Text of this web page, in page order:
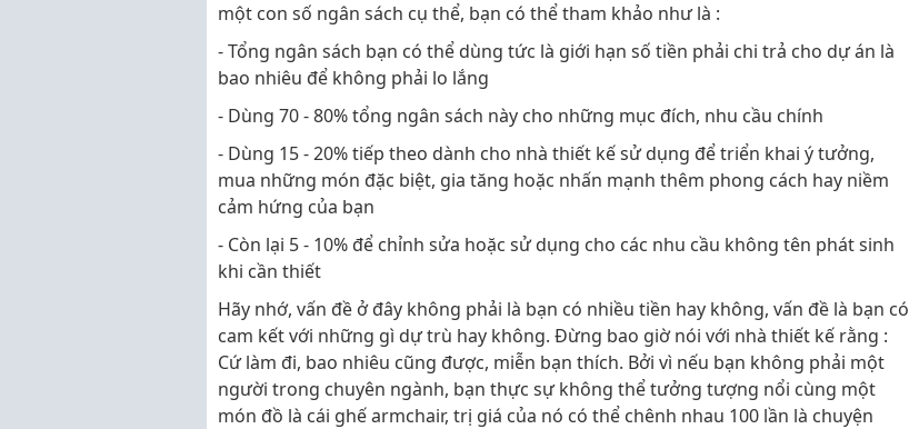
một con số ngân sách cụ thể, bạn có thể tham khảo như là :
- Tổng ngân sách bạn có thể dùng tức là giới hạn số tiền phải chi trả cho dự án là
bao nhiêu để không phải lo lắng
- Dùng 70 - 80% tổng ngân sách này cho những mục đích, nhu cầu chính
- Dùng 15 - 20% tiếp theo dành cho nhà thiết kế sử dụng để triển khai ý tưởng,
mua những món đặc biệt, gia tăng hoặc nhấn mạnh thêm phong cách hay niềm
cảm hứng của bạn
- Còn lại 5 - 10% để chỉnh sửa hoặc sử dụng cho các nhu cầu không tên phát sinh
khi cần thiết
Hãy nhớ, vấn đề ở đây không phải là bạn có nhiều tiền hay không, vấn đề là bạn có
cam kết với những gì dự trù hay không. Đừng bao giờ nói với nhà thiết kế rằng :
Cứ làm đi, bao nhiêu cũng được, miễn bạn thích. Bởi vì nếu bạn không phải một
người trong chuyên ngành, bạn thực sự không thể tưởng tượng nổi cùng một
món đồ là cái ghế armchair, trị giá của nó có thể chênh nhau 100 lần là chuyện